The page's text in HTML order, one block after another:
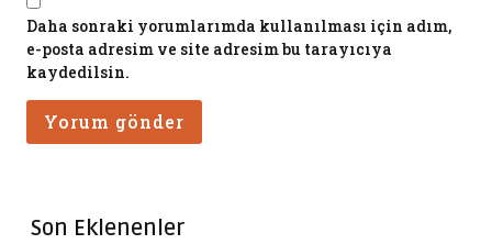
Son Eklenenler
Daha sonraki yorumlarımda kullanılması için adım,
e-posta adresim ve site adresim bu tarayıcıya
kaydedilsin.